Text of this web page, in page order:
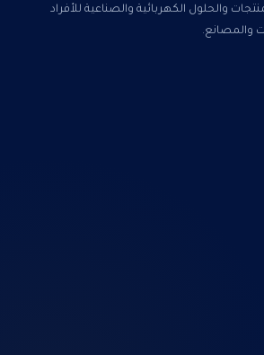
والحلول الكهربائية والصناعية للأفراد
والمصانع.